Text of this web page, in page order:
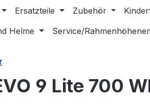
Ersatzteile Zubehör
Helme Service/
9 Lite 700